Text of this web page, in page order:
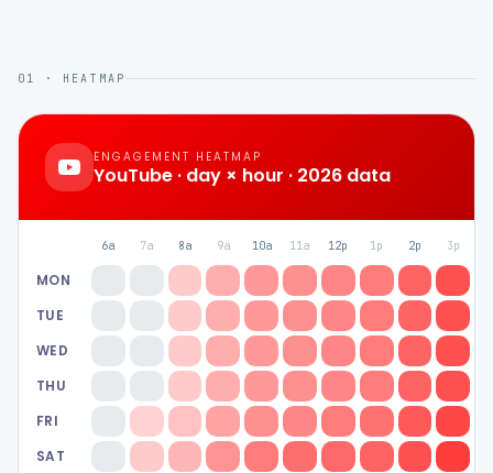
コンテンツ戦略
eコマース
Shopify
01 · HEATMAP
ENGAGEMENT HEATMAP
YouTube · day × hour · 2026 data
6a 7a 8a 9a 10a 11a 12p 1p 2p 3p
MON
TUE
WED
THU
FRI
SAT